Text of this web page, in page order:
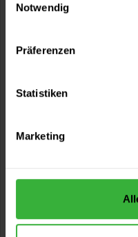
Notwendig
Präferenzen
Statistiken
Marketing
Floortec 2K-
Polyurethan-
0,875 Liter